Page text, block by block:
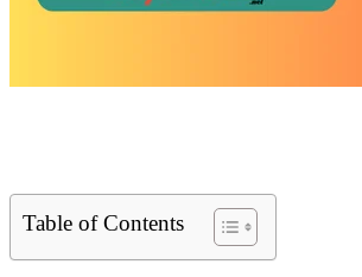
Table of Contents